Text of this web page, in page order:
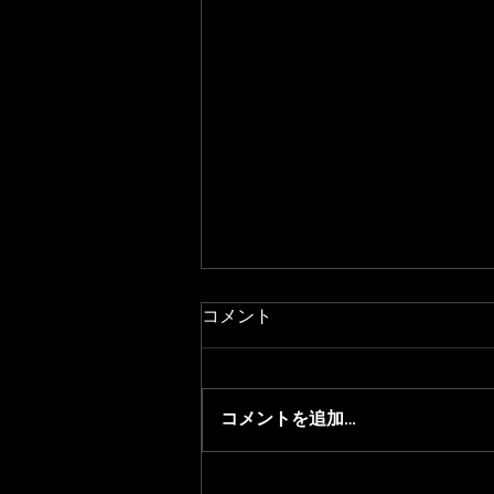
コメント
コメントを追加…